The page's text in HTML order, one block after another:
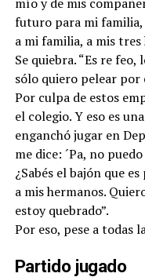
futuro para mi
a mi familia, a mis tres
Se quiebra. “Es re
sólo quiero pelear por
Por culpa de estos
el colegio. Y eso es
enganchó jugar en
me dice: ´Pa, no
¿Sabés el bajón que
a mis hermanos.
estoy quebrado”.
Por eso, pese a todas
Partido jugado